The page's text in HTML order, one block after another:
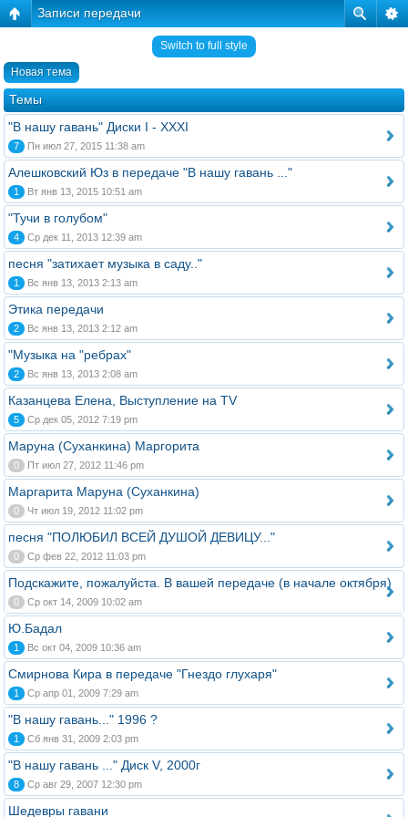
Записи передачи
Switch to full style
Новая тема
Темы
"В нашу гавань" Диски I - XXXI
7 Пн июл 27, 2015 11:38 am
Алешковский Юз в передаче "В нашу гавань ..."
1 Вт янв 13, 2015 10:51 am
"Тучи в голубом"
4 Ср дек 11, 2013 12:39 am
песня "затихает музыка в саду.."
1 Вс янв 13, 2013 2:13 am
Этика передачи
2 Вс янв 13, 2013 2:12 am
"Музыка на "ребрах"
2 Вс янв 13, 2013 2:08 am
Казанцева Елена, Выступление на TV
5 Ср дек 05, 2012 7:19 pm
Маруна (Суханкина) Маргорита
0 Пт июл 27, 2012 11:46 pm
Маргарита Маруна (Суханкина)
0 Чт июл 19, 2012 11:02 pm
песня "ПОЛЮБИЛ ВСЕЙ ДУШОЙ ДЕВИЦУ..."
0 Ср фев 22, 2012 11:03 pm
Подскажите, пожалуйста. В вашей передаче (в начале октября)
0 Ср окт 14, 2009 10:02 am
Ю.Бадал
1 Вс окт 04, 2009 10:36 am
Смирнова Кира в передаче "Гнездо глухаря"
1 Ср апр 01, 2009 7:29 am
"В нашу гавань..." 1996 ?
1 Сб янв 31, 2009 2:03 pm
"В нашу гавань ..." Диск V, 2000г
8 Ср авг 29, 2007 12:30 pm
Шедевры гавани